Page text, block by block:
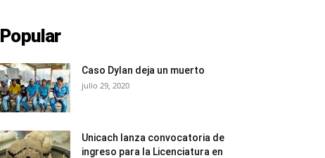
Popular
Caso Dylan deja un muerto
julio 29, 2020
Unicach lanza convocatoria de
ingreso para la Licenciatura en